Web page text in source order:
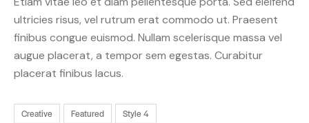
ultricies risus, vel rutrum erat commodo ut. Praesent
finibus congue euismod. Nullam scelerisque massa vel
augue placerat, a tempor sem egestas. Curabitur
placerat finibus lacus.
Creative Featured Style 4